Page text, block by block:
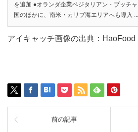
を追加 ●オランダ企業ベジタリアン・ブッチ
国のほかに、南米・カリブ海エリアへも導入 ...
アイキャッチ画像の出典：HaoFood
前の記事